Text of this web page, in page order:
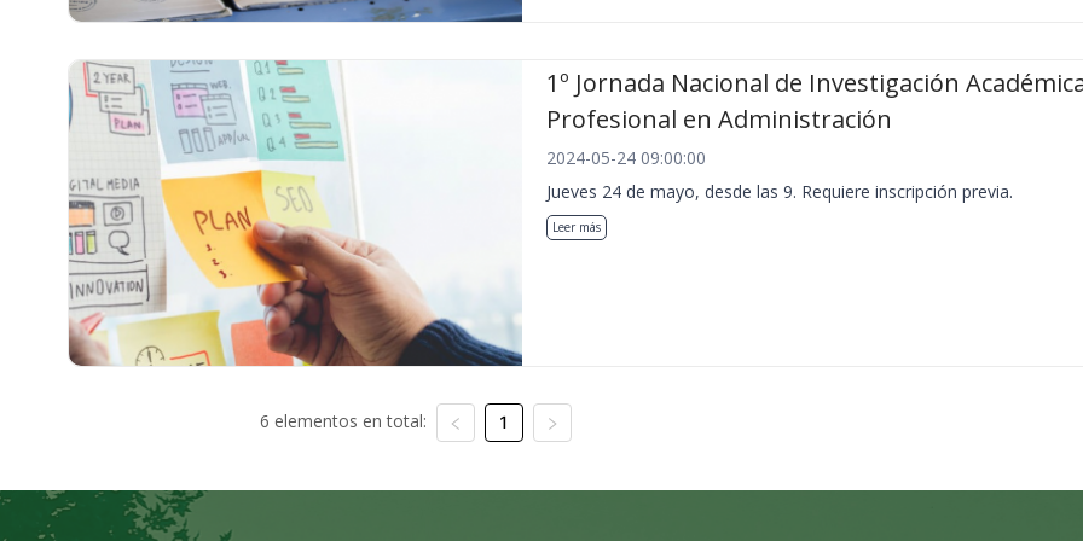
1º Jornada Nacional de Investigación
Profesional en Administración
2024-05-24 09:00:00
Jueves 24 de mayo, desde las 9. Requiere inscripción previa.
Leer más
6 elementos en total: 1